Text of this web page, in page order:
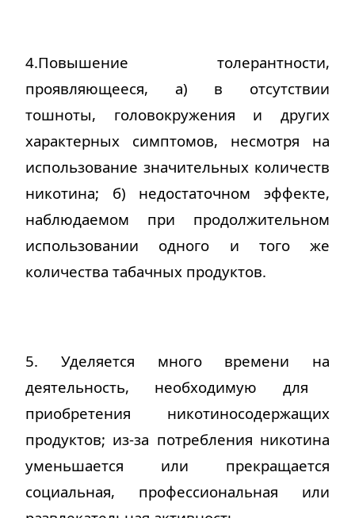
4.Повышение толерантности,
проявляющееся, а) в отсутствии
тошноты, головокружения и других
характерных симптомов, несмотря на
использование значительных количеств
никотина; б) недостаточном эффекте,
наблюдаемом при продолжительном
использовании одного и того же
количества табачных продуктов.
5. Уделяется много времени на
деятельность, необходимую для
приобретения никотиносодержащих
продуктов; из-за потребления никотина
уменьшается или прекращается
социальная, профессиональная или